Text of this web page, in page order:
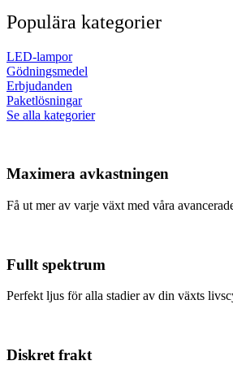
Populära kategorier
LED-lampor
Gödningsmedel
Erbjudanden
Paketlösningar
Se alla kategorier
Maximera avkastningen
Få ut mer av varje växt med våra
Fullt spektrum
Perfekt ljus för alla stadier av din växts
Diskret frakt